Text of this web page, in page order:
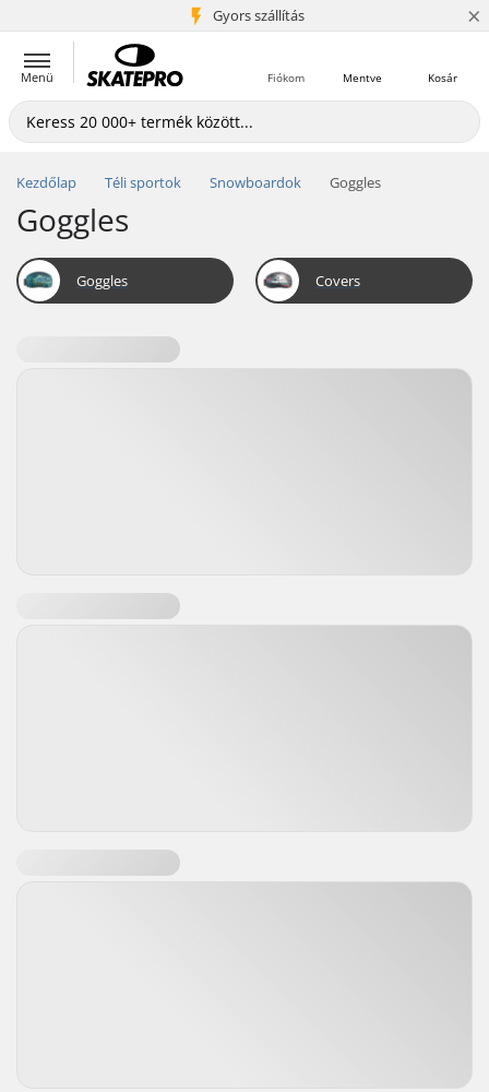
Gyors szállítás
5+ millió ügyfél ×
Menü Kosár
Mentve
Fiókom
Kezdőlap Téli sportok Snowboardok Goggles
Goggles
Goggles Covers